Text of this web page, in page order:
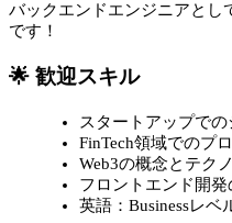
バックエンドエンジニアとし
です！
🌟 歓迎スキル
スタートアップで
FinTech領域でのプ
Web3の概念とテク
フロントエンド開発
英語：Businessレベ